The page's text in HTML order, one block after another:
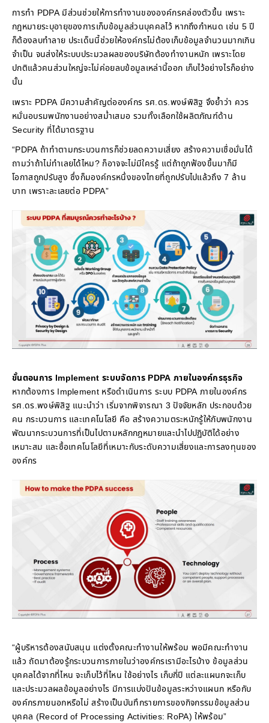
การทำ PDPA มีส่วนช่วยให้การทำงานขององค์กรคล่องตัวขึ้น เพราะ
กฎหมายระบุอายุของการเก็บข้อมูลส่วนบุคคลไว้ หากถึงกำหนด เช่น 5 ปี
ก็ต้องลบทำลาย ประเด็นนี้ช่วยให้องค์กรไม่ต้องเก็บข้อมูลจำนวนมากเกิน
จำเป็น จนส่งให้ระบบประมวลผลของบริษัทต้องทำงานหนัก เพราะโดย
ปกติแล้วคนส่วนใหญ่จะไม่ค่อยลบข้อมูลเหล่านี้ออก เก็บไว้อย่างไรก็อย่าง
นั้น
เพราะ PDPA มีความสำคัญต่อองค์กร รศ.ดร.พงษ์พิสิฐ จึงย้ำว่า ควร
หมั่นอบรมพนักงานอย่างสม่ำเสมอ รวมทั้งเลือกใช้ผลิตภัณฑ์ด้าน
Security ที่ได้มาตรฐาน
“PDPA ถ้าทำตามกระบวนการก็ช่วยลดความเสี่ยง สร้างความเชื่อมั่นได้
ถามว่าถ้าไม่ทำเลยได้ไหม? ก็อาจจะไม่มีใครรู้ แต่ถ้าถูกฟ้องขึ้นมาก็มี
โอกาสถูกปรับสูง ซึ่งก็มองค์กรหนึ่งของไทยที่ถูกปรับไปแล้วถึง 7 ล้าน
บาท เพราะละเลยต่อ PDPA”
ขั้นตอนการ Implement ระบบจัดการ PDPA ภายในองค์กรธุรกิจ
หากต้องการ Implement หรือดำเนินการ ระบบ PDPA ภายในองค์กร
รศ.ดร.พงษ์พิสิฐ แนะนำว่า เริ่มจากพิจารณา 3 ปัจจัยหลัก ประกอบด้วย
คน กระบวนการ และเทคโนโลยี คือ สร้างความตระหนักรู้ให้กับพนักงาน
พัฒนากระบวนการที่เป็นไปตามหลักกฎหมายและนำไปปฏิบัติได้อย่าง
เหมาะสม และซื้อเทคโนโลยีที่เหมาะกับระดับความเสี่ยงและการลงทุนของ
องค์กร
“ผู้บริหารต้องสนับสนุน แต่งตั้งคณะทำงานให้พร้อม พอมีคณะทำงาน
แล้ว ถัดมาต้องรู้กระบวนการภายในว่าองค์กรเรามีอะไรบ้าง ข้อมูลส่วน
บุคคลได้จากที่ไหน จะเก็บไว้ที่ไหน ใช้อย่างไร เก็บกี่ปี แต่ละแผนกจะเก็บ
และประมวลผลข้อมูลอย่างไร มีการแบ่งปันข้อมูลระหว่างแผนก หรือกับ
องค์กรภายนอกหรือไม่ สร้างเป็นบันทึกรายการของกิจกรรมข้อมูลส่วน
บุคคล (Record of Processing Activities: RoPA) ให้พร้อม”